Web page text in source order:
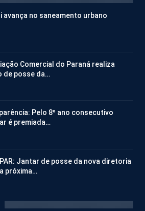
avança no saneamento urbano
Comercial do Paraná realiza
de posse da…
Pelo 8º ano consecutivo
é premiada…
Jantar de posse da nova diretoria
próxima…